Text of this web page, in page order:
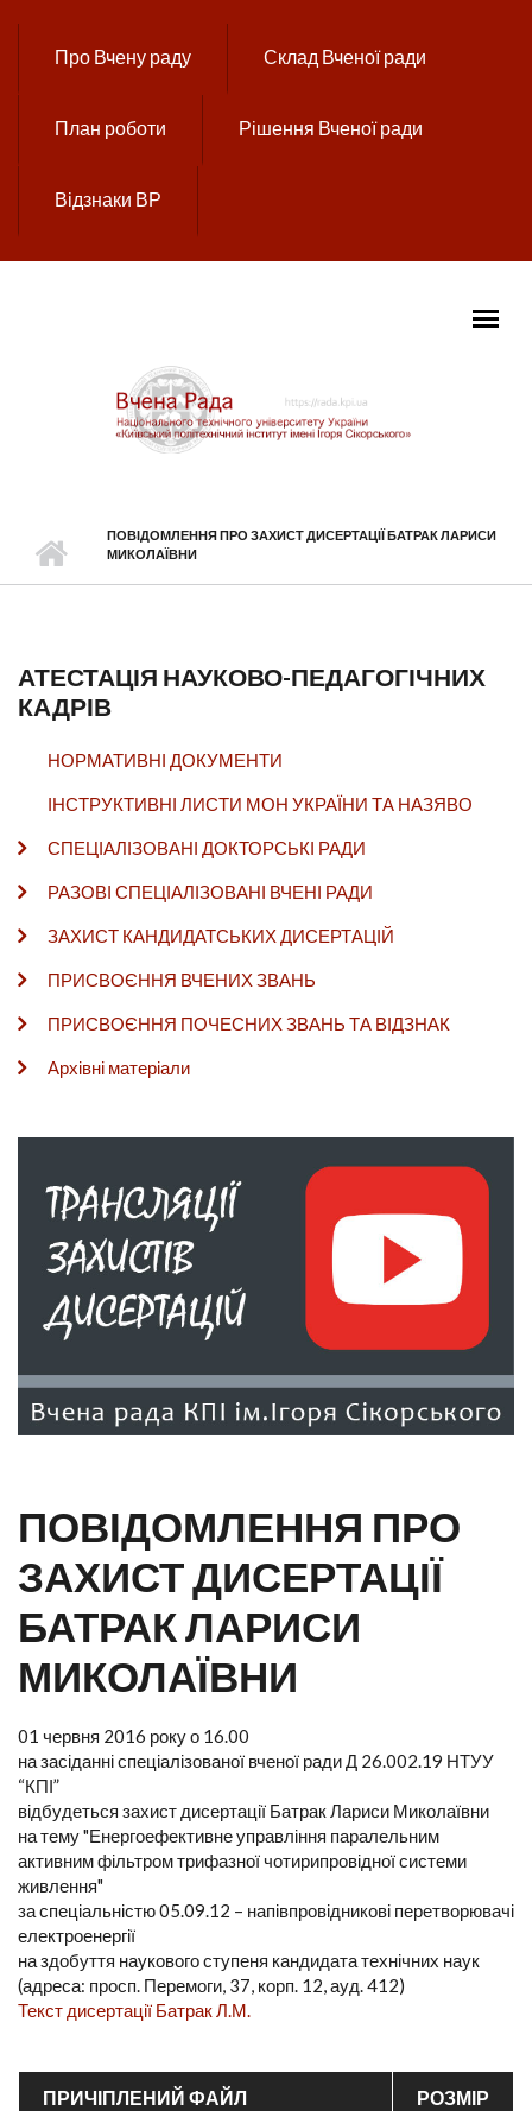
Про Вчену раду Склад Вченої ради
План роботи Рішення Вченої ради
Відзнаки ВР
ПОВІДОМЛЕННЯ ПРО ЗАХИСТ ДИСЕРТАЦІЇ БАТРАК ЛАРИСИ
МИКОЛАЇВНИ
АТЕСТАЦІЯ НАУКОВО-ПЕДАГОГІЧНИХ
КАДРІВ
НОРМАТИВНІ ДОКУМЕНТИ
ІНСТРУКТИВНІ ЛИСТИ МОН УКРАЇНИ ТА НАЗЯВО
СПЕЦІАЛІЗОВАНІ ДОКТОРСЬКІ РАДИ
РАЗОВІ СПЕЦІАЛІЗОВАНІ ВЧЕНІ РАДИ
ЗАХИСТ КАНДИДАТСЬКИХ ДИСЕРТАЦІЙ
ПРИСВОЄННЯ ВЧЕНИХ ЗВАНЬ
ПРИСВОЄННЯ ПОЧЕСНИХ ЗВАНЬ ТА ВІДЗНАК
Архівні матеріали
ПОВІДОМЛЕННЯ ПРО
ЗАХИСТ ДИСЕРТАЦІЇ
БАТРАК ЛАРИСИ
МИКОЛАЇВНИ
01 червня 2016 року о 16.00
на засіданні спеціалізованої вченої ради Д 26.002.19 НТУУ
“КПІ”
відбудеться захист дисертації Батрак Лариси Миколаївни
на тему "Енергоефективне управління паралельним
активним фільтром трифазної чотирипровідної системи
живлення"
за спеціальністю 05.09.12 – напівпровідникові перетворювачі
електроенергії
на здобуття наукового ступеня кандидата технічних наук
(адреса: просп. Перемоги, 37, корп. 12, ауд. 412)
Текст дисертації Батрак Л.М.
ПРИЧІПЛЕНИЙ ФАЙЛ РОЗМІР